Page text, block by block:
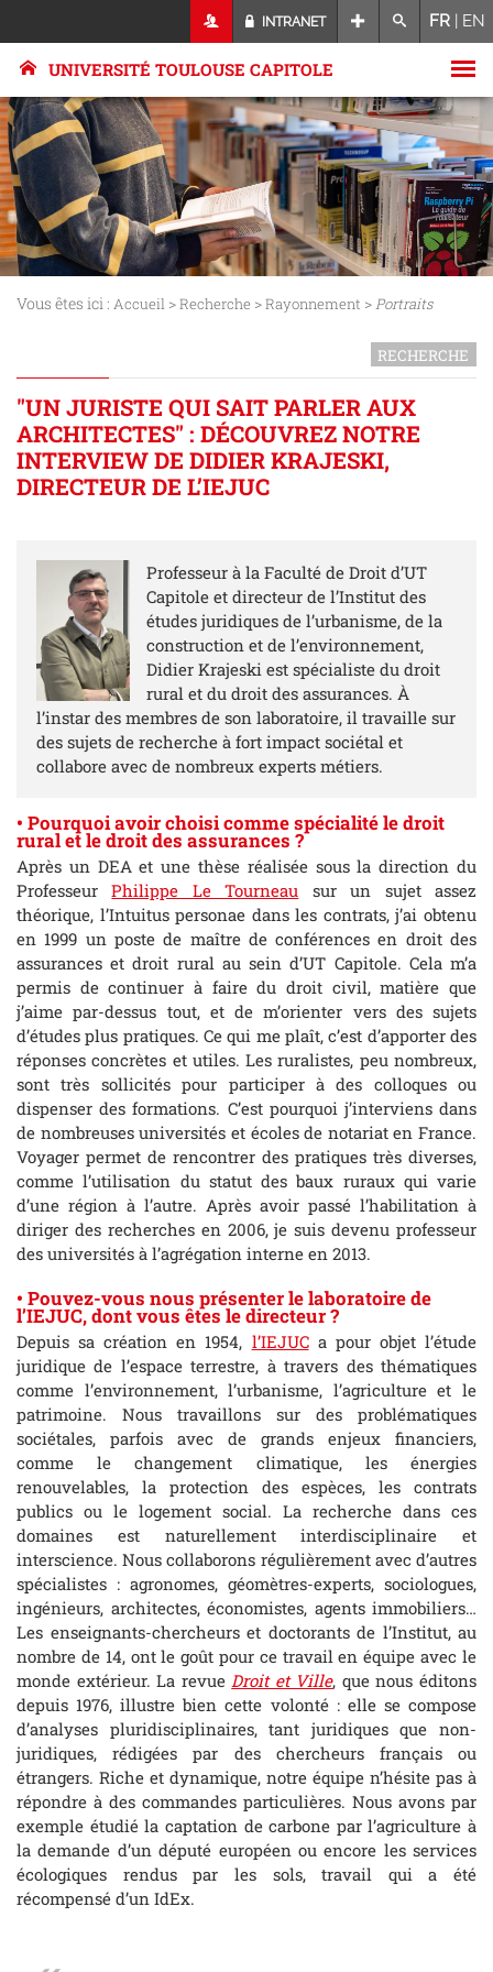
INTRANET FR | EN
UNIVERSITÉ TOULOUSE CAPITOLE
Vous êtes ici : Accueil >Recherche >Rayonnement >Portraits
RECHERCHE
"UN JURISTE QUI SAIT PARLER AUX
ARCHITECTES" : DÉCOUVREZ NOTRE
INTERVIEW DE DIDIER KRAJESKI,
DIRECTEUR DE L’IEJUC
Professeur à la Faculté de Droit d’UT
Capitole et directeur de l’Institut des
études juridiques de l’urbanisme, de la
construction et de l’environnement,
Didier Krajeski est spécialiste du droit
rural et du droit des assurances. À
l’instar des membres de son laboratoire, il travaille sur
des sujets de recherche à fort impact sociétal et
collabore avec de nombreux experts métiers.
• Pourquoi avoir choisi comme spécialité le droit
rural et le droit des assurances ?
Après un DEA et une thèse réalisée sous la direction du
ProfesseurPhilippe Le Tourneau sur un sujet assez
théorique, l’Intuitus personae dans les contrats, j’ai obtenu
en 1999 un poste de maître de conférences en droit des
assurances et droit rural au sein d’UT Capitole. Cela m’a
permis de continuer à faire du droit civil, matière que
j’aime par-dessus tout, et de m’orienter vers des sujets
d’études plus pratiques. Ce qui me plaît, c’est d’apporter des
réponses concrètes et utiles. Les ruralistes, peu nombreux,
sont très sollicités pour participer à des colloques ou
dispenser des formations. C’est pourquoi j’interviens dans
de nombreuses universités et écoles de notariat en France.
Voyager permet de rencontrer des pratiques très diverses,
comme l’utilisation du statut des baux ruraux qui varie
d’une région à l’autre. Après avoir passé l’habilitation à
diriger des recherches en 2006, je suis devenu professeur
des universités à l’agrégation interne en 2013.
• Pouvez-vous nous présenter le laboratoire de
l’IEJUC, dont vous êtes le directeur ?
Depuis sa création en 1954, l’IEJUCa pour objet l’étude
juridique de l’espace terrestre, à travers des thématiques
comme l’environnement, l’urbanisme, l’agriculture et le
patrimoine. Nous travaillons sur des problématiques
sociétales, parfois avec de grands enjeux financiers,
comme le changement climatique, les énergies
renouvelables, la protection des espèces, les contrats
publics ou le logement social. La recherche dans ces
domaines est naturellement interdisciplinaire et
interscience. Nous collaborons régulièrement avec d’autres
spécialistes : agronomes, géomètres-experts, sociologues,
ingénieurs, architectes, économistes, agents immobiliers…
Les enseignants-chercheurs et doctorants de l’Institut, au
nombre de 14, ont le goût pour ce travail en équipe avec le
monde extérieur. La revueDroit et Ville, que nous éditons
depuis 1976, illustre bien cette volonté : elle se compose
d’analyses pluridisciplinaires, tant juridiques que non-
juridiques, rédigées par des chercheurs français ou
étrangers. Riche et dynamique, notre équipe n’hésite pas à
répondre à des commandes particulières. Nous avons par
exemple étudié la captation de carbone par l’agriculture à
la demande d’un député européen ou encore les services
écologiques rendus par les sols, travail qui a été
récompensé d’un IdEx.